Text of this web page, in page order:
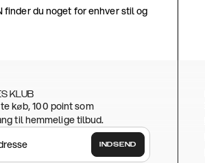
finder du noget for enhver stil og
KLUB
køb, 100 point som
til hemmelige tilbud.
INDSEND